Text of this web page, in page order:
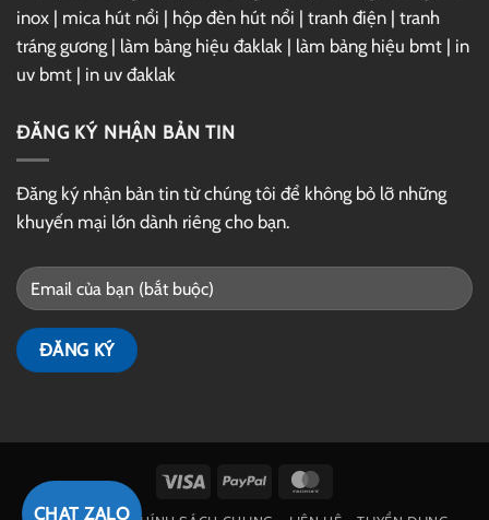
CHAT ZALO
inox | mica hút nổi | hộp đèn hút nổi | tranh điện | tranh
tráng gương | làm bảng hiệu đaklak | làm bảng hiệu bmt | in
uv bmt | in uv đaklak
ĐĂNG KÝ NHẬN BẢN TIN
Đăng ký nhận bản tin từ chúng tôi để không bỏ lỡ những
khuyến mại lớn dành riêng cho bạn.
Visa PayPal